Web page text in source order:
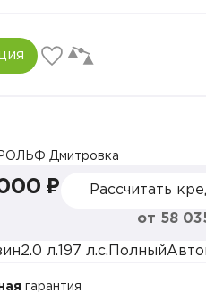
РОЛЬФ Дмитровка
₽ Рассчитать
от 58
2.0 л. 197 л.с. Полный
гарантия